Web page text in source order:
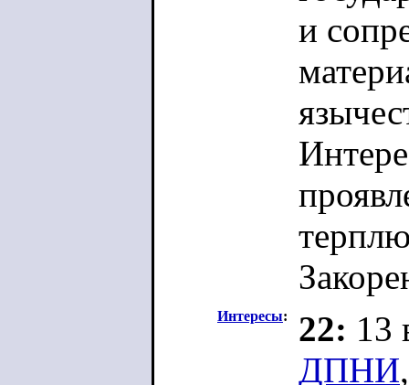
и
Интересы: 22: 13
ДПНИ